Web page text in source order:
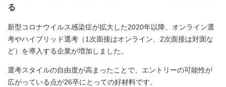
る
新型コロナウイルス感染症が拡大した2020年以降、オンライン選
考やハイブリッド選考（1次面接はオンライン、2次面接は対面な
ど）を導入する企業が増加しました。
選考スタイルの自由度が高まったことで、エントリーの可能性が
広がっている点が26卒にとっての好材料です。